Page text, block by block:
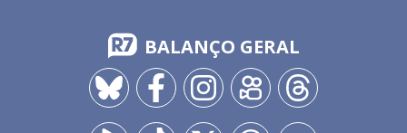
BALANÇO GERAL